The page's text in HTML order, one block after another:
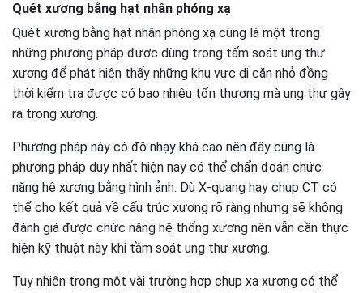
Quét xương bằng hạt nhân phóng xạ
Quét xương bằng hạt nhân phóng xạ cũng là một trong
những phương pháp được dùng trong tấm soát ung thư
xương để phát hiện thấy những khu vực di căn nhỏ đồng
thời kiểm tra được có bao nhiêu tổn thương mà ung thư gây
ra trong xương.
Phương pháp này có độ nhạy khá cao nên đây cũng là
phương pháp duy nhất hiện nay có thể chẩn đoán chức
năng hệ xương bằng hình ảnh. Dù X-quang hay chụp CT có
thể cho kết quả về cấu trúc xương rõ ràng nhưng sẽ không
đánh giá được chức năng hệ thống xương nên vẫn cần thực
hiện kỹ thuật này khi tầm soát ung thư xương.
Tuy nhiên trong một vài trường hợp chụp xạ xương có thể